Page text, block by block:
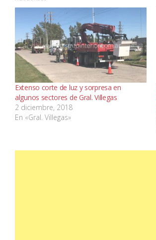
Extenso corte de luz y sorpresa en
algunos sectores de Gral. Villegas
2 diciembre, 2018
En «Gral. Villegas»